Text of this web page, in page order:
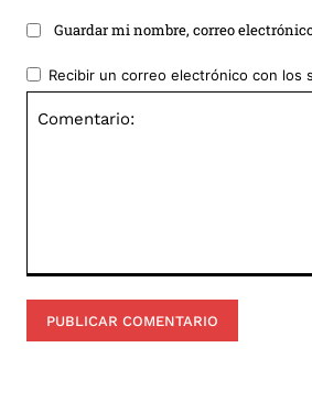
Guardar mi nombre, correo
Recibir un correo electrónico con los